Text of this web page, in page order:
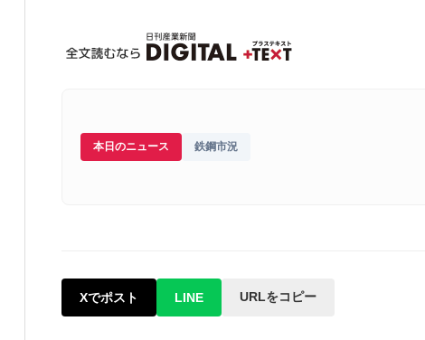
本日のニュース 鉄鋼市況
Xでポスト LINE URLをコピー